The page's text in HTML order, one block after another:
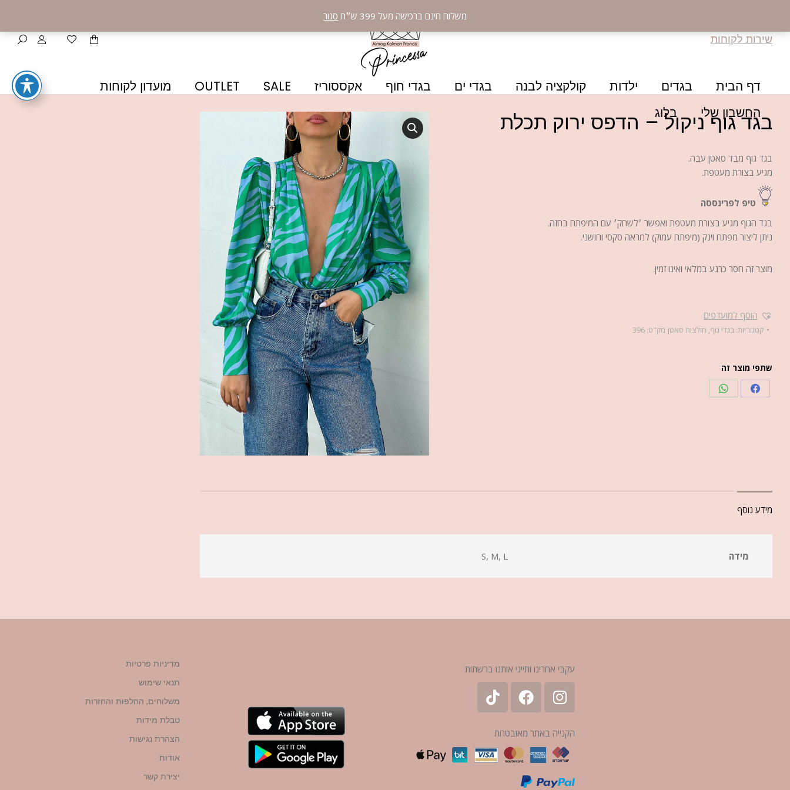
משלוח חינם ברכישה מעל 399 ש״ח סגור
שירות לקוחות
דף הבית בגדים ילדות קולקציה לבנה בגדי ים בגדי חוף אקססוריז SALE
OUTLET
מועדון לקוחות
החשבון שלי
בלוג
בגד גוף ניקול – הדפס ירוק תכלת
בגד גוף מבד סאטן עבה.
מגיע בצורת מעטפת.
טיפ לפרינססה
בגד הגוף מגיע בצורת מעטפת ואפשר ׳לשחק׳ עם המיפתח בחזה.
ניתן ליצור מפתח וינק (מיפתח עמוק) למראה סקסי וחושני.
מוצר זה חסר כרגע במלאי ואינו זמין.
הוסף למועדפים
קטגוריות:בגדי גוף, חולצות סאטן מק"ט:396
שתפי מוצר זה
מידע נוסף
מידה S, M, L
עקבי אחרינו ותייגי אותנו ברשתות
הקנייה באתר מאובטחת
מדיניות פרטיות
תנאי שימוש
משלוחים, החלפות והחזרות
טבלת מידות
הצהרת נגישות
אודות
יצירת קשר